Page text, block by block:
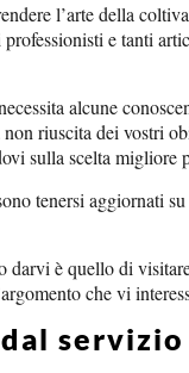
l’arte della
e tanti
alcune
non riuscita dei vostri
sulla scelta migliore
tenersi aggiornati
darvi è quello di
che vi